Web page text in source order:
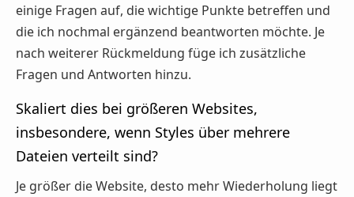
einige Fragen auf, die wichtige Punkte betreffen und
die ich nochmal ergänzend beantworten möchte. Je
nach weiterer Rückmeldung füge ich zusätzliche
Fragen und Antworten hinzu.
Skaliert dies bei größeren Websites,
insbesondere, wenn Styles über mehrere
Dateien verteilt sind?
Je größer die Website, desto mehr Wiederholung liegt